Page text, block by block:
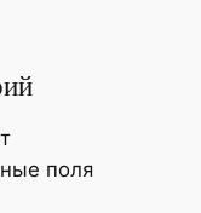
поля